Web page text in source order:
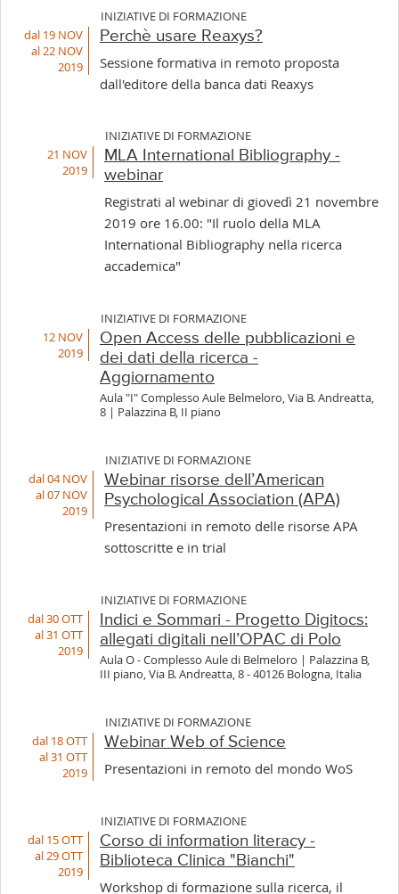
INIZIATIVE DI FORMAZIONE
dal 19 NOV
al 22 NOV
2019
Perchè usare Reaxys?
Sessione formativa in remoto proposta
dall'editore della banca dati Reaxys
INIZIATIVE DI FORMAZIONE
21 NOV
2019
MLA International Bibliography -
webinar
Registrati al webinar di giovedì 21 novembre
2019 ore 16.00: "Il ruolo della MLA
International Bibliography nella ricerca
accademica"
INIZIATIVE DI FORMAZIONE
12 NOV
2019
Open Access delle pubblicazioni e
dei dati della ricerca -
Aggiornamento
Aula "I" Complesso Aule Belmeloro, Via B. Andreatta,
8 | Palazzina B, II piano
INIZIATIVE DI FORMAZIONE
dal 04 NOV
al 07 NOV
2019
Webinar risorse dell’American
Psychological Association (APA)
Presentazioni in remoto delle risorse APA
sottoscritte e in trial
INIZIATIVE DI FORMAZIONE
dal 30 OTT
al 31 OTT
2019
Indici e Sommari - Progetto Digitocs:
allegati digitali nell’OPAC di Polo
Aula O - Complesso Aule di Belmeloro | Palazzina B,
III piano, Via B. Andreatta, 8 - 40126 Bologna, Italia
INIZIATIVE DI FORMAZIONE
dal 18 OTT
al 31 OTT
2019
Webinar Web of Science
Presentazioni in remoto del mondo WoS
INIZIATIVE DI FORMAZIONE
dal 15 OTT
al 29 OTT
2019
Corso di information literacy -
Biblioteca Clinica "Bianchi"
Workshop di formazione sulla ricerca, il